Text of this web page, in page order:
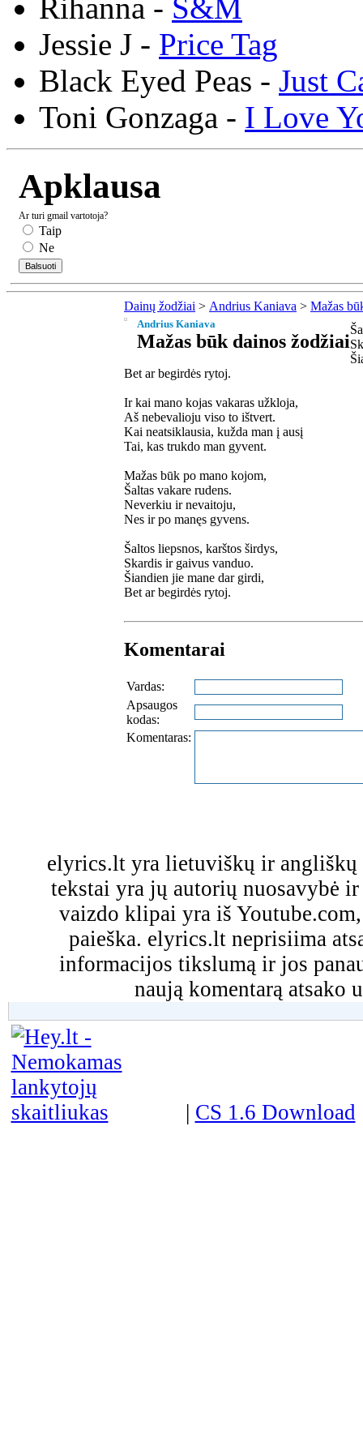
Rihanna - S&M
Jessie J - Price Tag
Black Eyed Peas - Just
Toni Gonzaga - I Love
Apklausa
Ar turi gmail vartotoja?
Taip
Ne
Dainų žodžiai > Andrius Kaniava > Mažas
Andrius Kaniava
Mažas būk dainos žodžiai
Bet ar begirdės rytoj.
Ir kai mano kojas vakaras užkloja,
Aš nebevalioju viso to ištvert.
Kai neatsiklausia, kužda man į ausį
Tai, kas trukdo man gyvent.
Mažas būk po mano kojom,
Šaltas vakare rudens.
Neverkiu ir nevaitoju,
Nes ir po manęs gyvens.
Šaltos liepsnos, karštos širdys,
Skardis ir gaivus vanduo.
Šiandien jie mane dar girdi,
Bet ar begirdės rytoj.
Komentarai
Vardas:
Apsaugos
kodas:
Komentaras:
elyrics.lt yra lietuviškų ir angliškų
tekstai yra jų autorių nuosavybė
vaizdo klipai yra iš
paieška. elyrics.lt neprisiima
informacijos tikslumą ir jos
naują komentarą atsako
| CS 1.6 Download